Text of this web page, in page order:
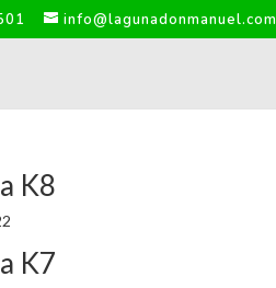
info@lagunadonmanuel.com
K8
K7